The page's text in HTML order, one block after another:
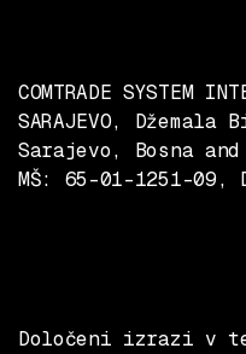
COMTRADE SYSTEM
SARAJEVO, Džemala
Sarajevo, Bosna
MŠ: 65-01-1251-09,
Določeni izrazi v